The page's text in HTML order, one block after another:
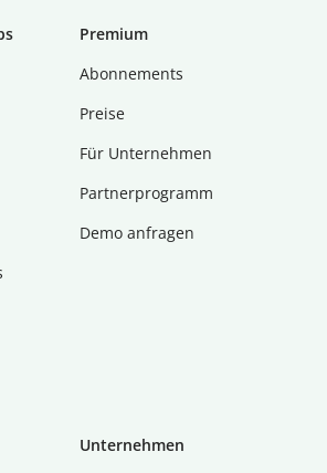
Premium
Abon­ne­ments
Preise
Für Unternehmen
Partnerprogramm
Demo anfragen
Unternehmen